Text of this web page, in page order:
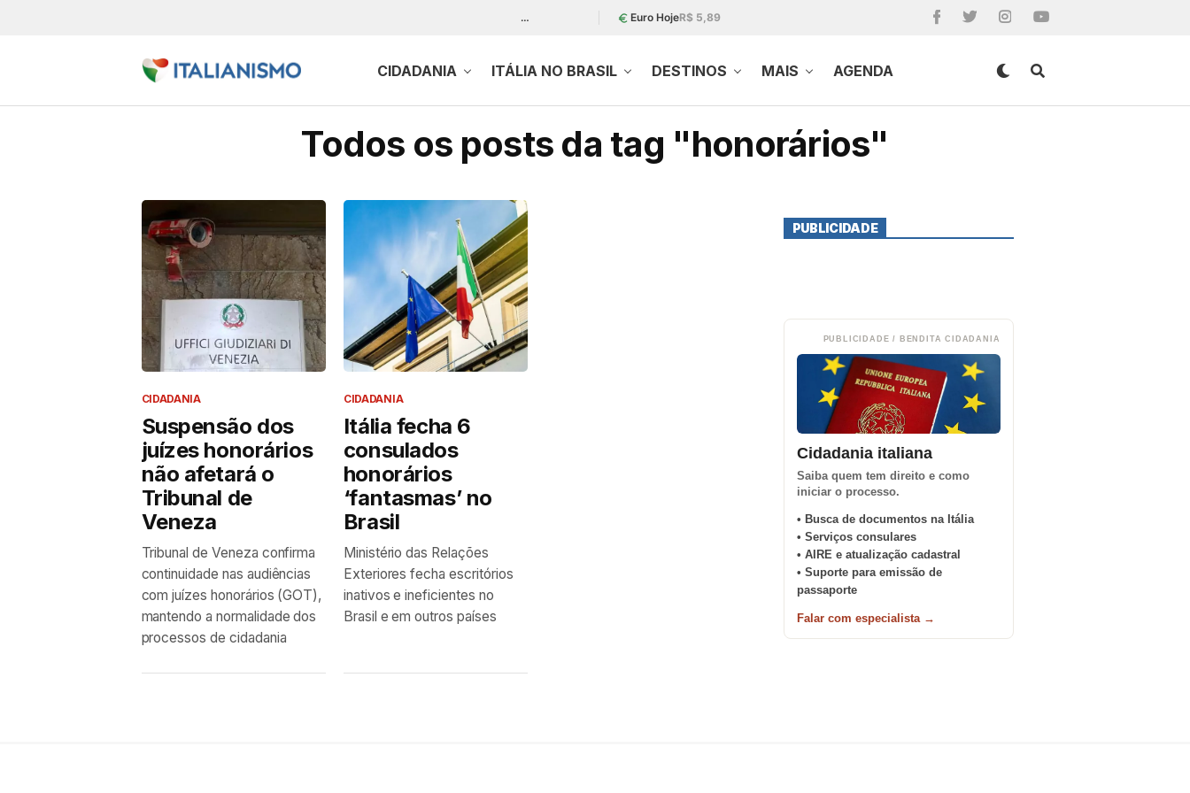
… Euro HojeR$ 5,89
CIDADANIA ITÁLIA NO BRASIL DESTINOS MAIS AGENDA
Todos os posts da tag "honorários"
CIDADANIA
Suspensão dos
juízes honorários
não afetará o
Tribunal de
Veneza
Tribunal de Veneza confirma
continuidade nas audiências
com juízes honorários (GOT),
mantendo a normalidade dos
processos de cidadania
CIDADANIA
Itália fecha 6
consulados
honorários
‘fantasmas’ no
Brasil
Ministério das Relações
Exteriores fecha escritórios
inativos e ineficientes no
Brasil e em outros países
PUBLICIDADE
PUBLICIDADE / BENDITA CIDADANIA
Cidadania italiana
Saiba quem tem direito e como
iniciar o processo.
• Busca de documentos na Itália
• Serviços consulares
• AIRE e atualização cadastral
• Suporte para emissão de
passaporte
Falar com especialista →